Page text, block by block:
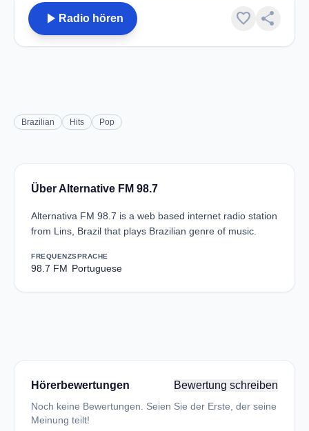
play_arrow Radio hören favorite share
Brazilian Hits Pop
Über Alternative FM 98.7
Alternativa FM 98.7 is a web based internet radio station
from Lins, Brazil that plays Brazilian genre of music.
FREQUENZ
98.7 FM
SPRACHE
Portuguese
Hörerbewertungen Bewertung schreiben
Noch keine Bewertungen. Seien Sie der Erste, der seine
Meinung teilt!